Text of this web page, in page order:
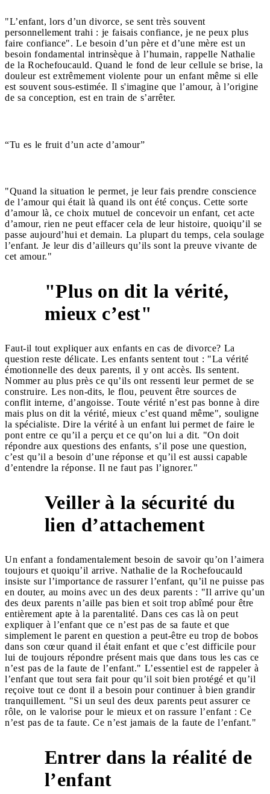
"L’enfant, lors d’un divorce, se sent très souvent
personnellement trahi : je faisais confiance, je ne peux plus
faire confiance". Le besoin d’un père et d’une mère est un
besoin fondamental intrinsèque à l’humain, rappelle Nathalie
de la Rochefoucauld. Quand le fond de leur cellule se brise, la
douleur est extrêmement violente pour un enfant même si elle
est souvent sous-estimée. Il s'imagine que l’amour, à l’origine
de sa conception, est en train de s’arrêter.
“Tu es le fruit d’un acte d’amour”
"Quand la situation le permet, je leur fais prendre conscience
de l’amour qui était là quand ils ont été conçus. Cette sorte
d’amour là, ce choix mutuel de concevoir un enfant, cet acte
d’amour, rien ne peut effacer cela de leur histoire, quoiqu’il se
passe aujourd’hui et demain. La plupart du temps, cela soulage
l’enfant. Je leur dis d’ailleurs qu’ils sont la preuve vivante de
cet amour."
"Plus on dit la vérité,
mieux c’est"
Faut-il tout expliquer aux enfants en cas de divorce? La
question reste délicate. Les enfants sentent tout : "La vérité
émotionnelle des deux parents, il y ont accès. Ils sentent.
Nommer au plus près ce qu’ils ont ressenti leur permet de se
construire. Les non-dits, le flou, peuvent être sources de
conflit interne, d’angoisse. Toute vérité n’est pas bonne à dire
mais plus on dit la vérité, mieux c’est quand même", souligne
la spécialiste. Dire la vérité à un enfant lui permet de faire le
pont entre ce qu’il a perçu et ce qu’on lui a dit. "On doit
répondre aux questions des enfants, s’il pose une question,
c’est qu’il a besoin d’une réponse et qu’il est aussi capable
d’entendre la réponse. Il ne faut pas l’ignorer."
Veiller à la sécurité du
lien d’attachement
Un enfant a fondamentalement besoin de savoir qu’on l’aimera
toujours et quoiqu’il arrive. Nathalie de la Rochefoucauld
insiste sur l’importance de rassurer l’enfant, qu’il ne puisse pas
en douter, au moins avec un des deux parents : "Il arrive qu’un
des deux parents n’aille pas bien et soit trop abîmé pour être
entièrement apte à la parentalité. Dans ces cas là on peut
expliquer à l’enfant que ce n’est pas de sa faute et que
simplement le parent en question a peut-être eu trop de bobos
dans son cœur quand il était enfant et que c’est difficile pour
lui de toujours répondre présent mais que dans tous les cas ce
n’est pas de la faute de l’enfant." L’essentiel est de rappeler à
l’enfant que tout sera fait pour qu’il soit bien protégé et qu’il
reçoive tout ce dont il a besoin pour continuer à bien grandir
tranquillement. "Si un seul des deux parents peut assurer ce
rôle, on le valorise pour le mieux et on rassure l’enfant : Ce
n’est pas de ta faute. Ce n’est jamais de la faute de l’enfant."
Entrer dans la réalité de
l’enfant